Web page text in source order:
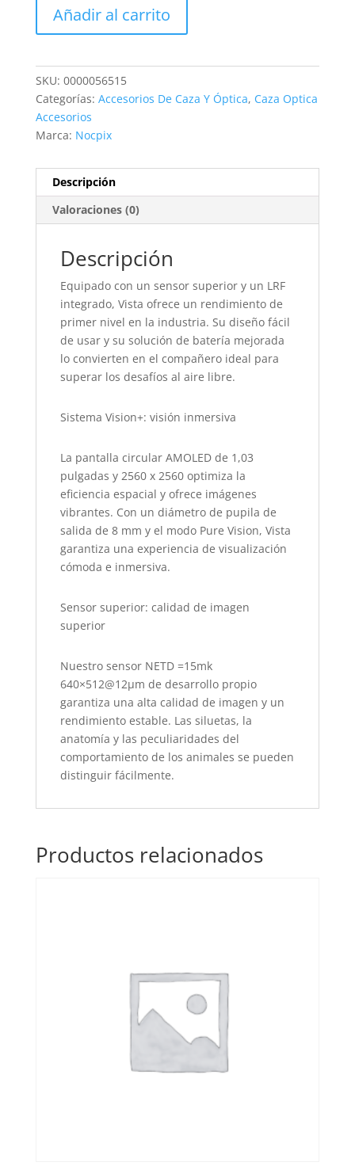
TERMICO
35MM
H35
cantidad
Añadir al carrito
SKU: 0000056515
Categorías: Accesorios De Caza Y Óptica, Caza Optica
Accesorios
Marca: Nocpix
Descripción
Valoraciones (0)
Descripción
Equipado con un sensor superior y un LRF
integrado, Vista ofrece un rendimiento de
primer nivel en la industria. Su diseño fácil
de usar y su solución de batería mejorada
lo convierten en el compañero ideal para
superar los desafíos al aire libre.
Sistema Vision+: visión inmersiva
La pantalla circular AMOLED de 1,03
pulgadas y 2560 x 2560 optimiza la
eficiencia espacial y ofrece imágenes
vibrantes. Con un diámetro de pupila de
salida de 8 mm y el modo Pure Vision, Vista
garantiza una experiencia de visualización
cómoda e inmersiva.
Sensor superior: calidad de imagen
superior
Nuestro sensor NETD =15mk
640×512@12µm de desarrollo propio
garantiza una alta calidad de imagen y un
rendimiento estable. Las siluetas, la
anatomía y las peculiaridades del
comportamiento de los animales se pueden
distinguir fácilmente.
Productos relacionados